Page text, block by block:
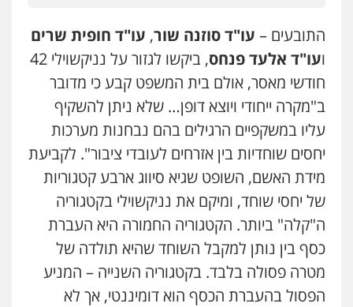
התובעים – עו"דסוזנה שור, עו"ד חופית שרים
ועו"ד אלעד פנחס
, ביקשו לגזור על נניקשוילי 42
חודשי מאסר, אולם בית המשפט קבע כי מדובר
ב"מקרה ייחודי ויוצא דופן… שלא ניתן להשקיף
עליו במשקפיים הרגילים בהם נבחנות מערכות
יחסים שוחדיות בין אזרחים לעובדי ציבור". לקביעת
מידת האשם, השופט שגיא סיווג ארבע קטגוריות
של יחסי שוחד, ומיקם את נניקשוילי בקטגוריה
ה"קלה" ביותר. הקטגוריה החמורה היא העברת
כסף בין נותן למקבל השוחד שהיא תולדה של
מטרה פסולה בלבד. בקטגוריה השנייה – המניע
הפסול בהעברת הכסף הוא דומיננטי, אך לא